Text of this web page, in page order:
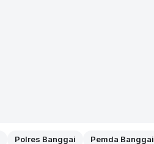
Polres Banggai Pemda Banggai